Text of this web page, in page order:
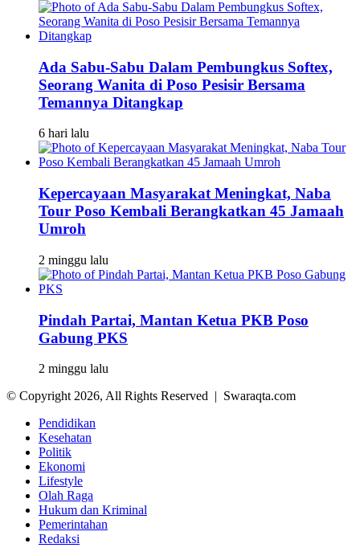
Ada Sabu-Sabu Dalam Pembungkus Softex,
Seorang Wanita di Poso Pesisir Bersama
Temannya Ditangkap
6 hari lalu
Kepercayaan Masyarakat Meningkat, Naba
Tour Poso Kembali Berangkatkan 45 Jamaah
Umroh
2 minggu lalu
Pindah Partai, Mantan Ketua PKB Poso
Gabung PKS
2 minggu lalu
© Copyright 2026, All Rights Reserved | Swaraqta.com
Pendidikan
Kesehatan
Politik
Ekonomi
Lifestyle
Olah Raga
Hukum dan Kriminal
Pemerintahan
Redaksi